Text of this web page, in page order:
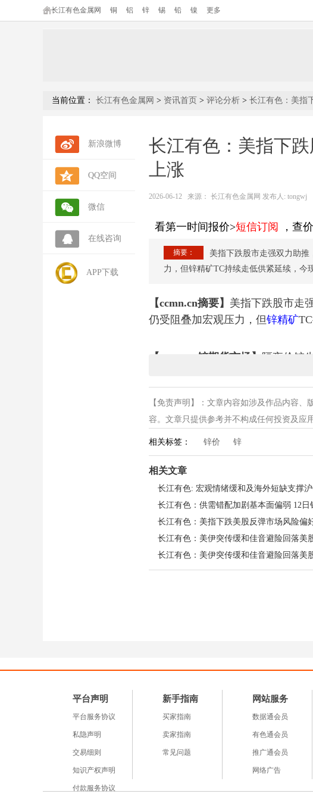
长江有色金属网 铜 铝 锌 锡 铅 镍 更多
当前位置： 长江有色金属网 > 资讯首页 > 评论分析 > 长江有色：美指
新浪微博
QQ空间
微信
在线咨询
APP下载
长江有色：美指下
上涨
2026-06-12 来源： 长江有色金属网 发布人: tongwj
看第一时间报价>短信订阅 ，查
摘要：
美指下跌股市走强双力助推
力，但锌精矿TC持续走低供紧延续，今
【ccmn.cn摘要】 美指下跌股市走
仍受阻叠加宏观压力，但锌精矿
【ccmn.cn锌期货市场】 隔夜伦锌
手，持仓量238333手增加4214手。
易；主力2607合约最新收盘价报
长江锌业网（pb.ccmn.cn）今日现货
宏观层面 ，美股周四大幅收高，道
日以来最大单日涨幅。核心驱动
能本周末签署和平协议恢复霍尔
弹，费城半导体指数大涨7.9%。数
11月来新高），但核心PPI同比
产业基本面呈现典型的“矿紧、锭
增2.2%，但海外20家主要矿企因
数降至-70.75美元/干吨，负值区
17.7%）。国内1-5月锌矿产量
产TC同步回落，矿端供不应求。
万吨），处于往年同期略偏高水
，5月下旬起行业步入
57.7%、51.7%和57.1%。受锌价
【免责声明】：文章内容如涉及作品内容
容。文章只提供参考并不构成任何投资及应
相关标签： 锌价 锌
相关文章
平台声明
平台服务协议
私隐声明
交易细则
知识产权声明
付款服务协议
新手指南
买家指南
卖家指南
常见问题
网站服务
数据通会员
有色通会员
推广通会员
网络广告